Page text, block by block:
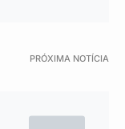
PRÓXIMA NOTÍCIA